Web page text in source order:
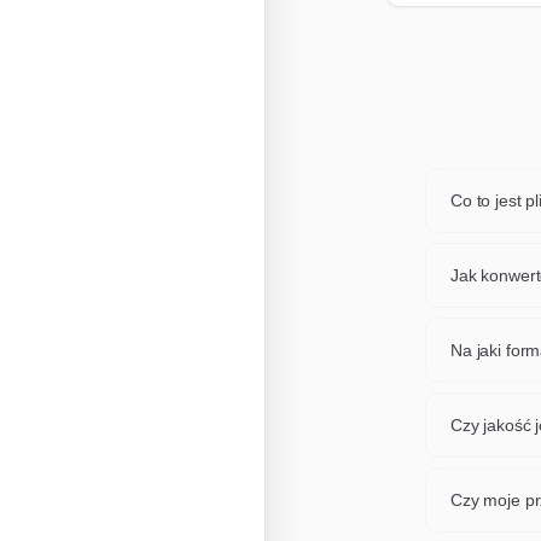
Co to jest
strony w
Jak
uruchom
Na jaki
pliku. Dla
Czy jakość
wizualną
Czy moje